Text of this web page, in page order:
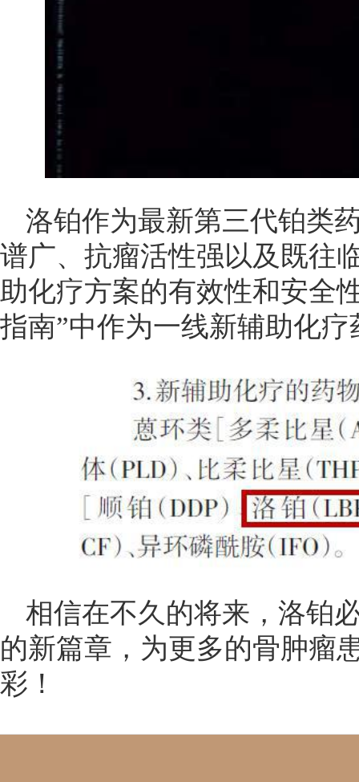
洛铂作为最新第三代铂类
谱广、抗瘤活性强以及既往
助化疗方案的有效性和安全
指南”中作为一线新辅助化
相信在不久的将来，洛铂
的新篇章，为更多的骨肿瘤
彩！